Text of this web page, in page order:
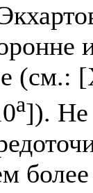
а]). Не